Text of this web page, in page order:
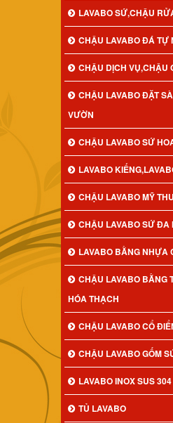
LAVABO SỨ,CHẬU
CHẬU LAVABO ĐÁ TỰ
CHẬU DỊCH VỤ,CHẬU
CHẬU LAVABO ĐẶT
VƯỜN
CHẬU LAVABO SỨ
LAVABO
CHẬU LAVABO MỸ
CHẬU LAVABO SỨ ĐA
LAVABO BẰNG NHỰA
CHẬU LAVABO BẰNG
HÓA THẠCH
CHẬU LAVABO CỔ
CHẬU LAVABO GỐM
LAVABO INOX SUS 304
TỦ LAVABO